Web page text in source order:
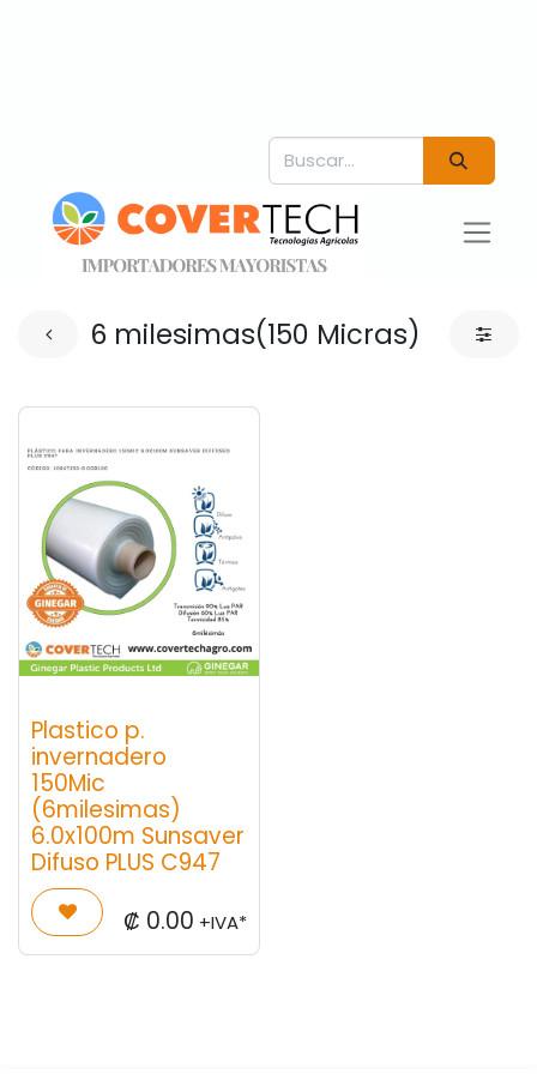
6 milesimas(150 Micras)
Plastico p.
invernadero
150Mic
(6milesimas)
6.0x100m Sunsaver
Difuso PLUS C947
₡ 0.00 +IVA*